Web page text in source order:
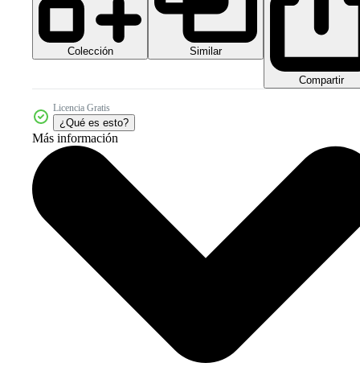
Colección Similar
Compartir
Licencia Gratis
¿Qué es esto?
Más información